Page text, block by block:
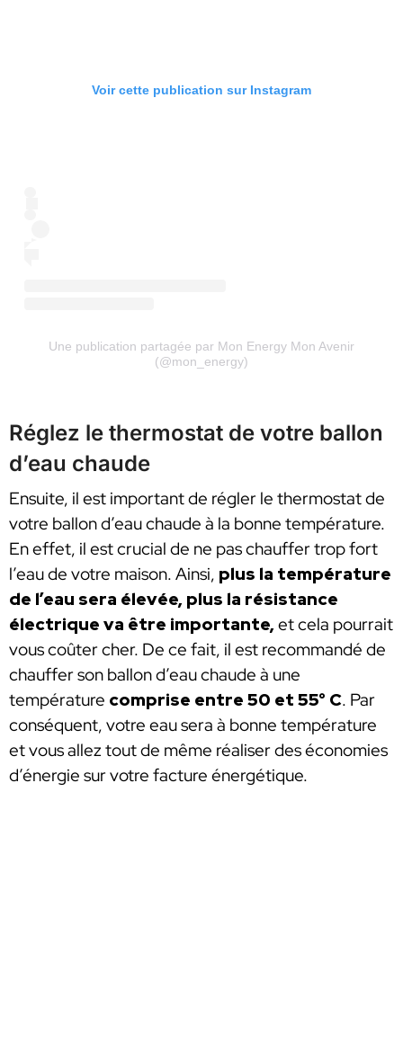
Voir cette publication sur Instagram
Une publication partagée par Mon Energy Mon Avenir
(@mon_energy)
Réglez le thermostat de votre ballon
d’eau chaude
Ensuite, il est important de régler le thermostat de
votre ballon d’eau chaude à la bonne température.
En effet, il est crucial de ne pas chauffer trop fort
l’eau de votre maison. Ainsi, plus la température
de l’eau sera élevée, plus la résistance
électrique va être importante,et cela pourrait
vous coûter cher. De ce fait, il est recommandé de
chauffer son ballon d’eau chaude à une
température comprise entre 50 et 55° C. Par
conséquent, votre eau sera à bonne température
et vous allez tout de même réaliser des économies
d’énergie sur votre facture énergétique.